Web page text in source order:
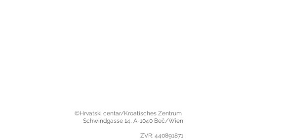
©Hrvatski centar/Kroatisches Zentrum
Schwindgasse 14, A-1040 Beč/Wien
ZVR: 440891871